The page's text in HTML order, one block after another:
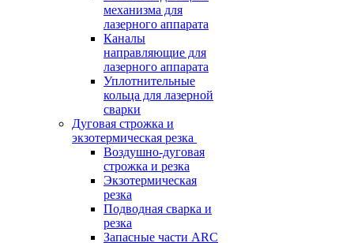
механизма для
лазерного аппарата
Каналы
направляющие для
лазерного аппарата
Уплотнительные
кольца для лазерной
сварки
Дуговая строжка и
экзотермическая резка
Воздушно-дуговая
строжка и резка
Экзотермическая
резка
Подводная сварка и
резка
Запасные части ARC